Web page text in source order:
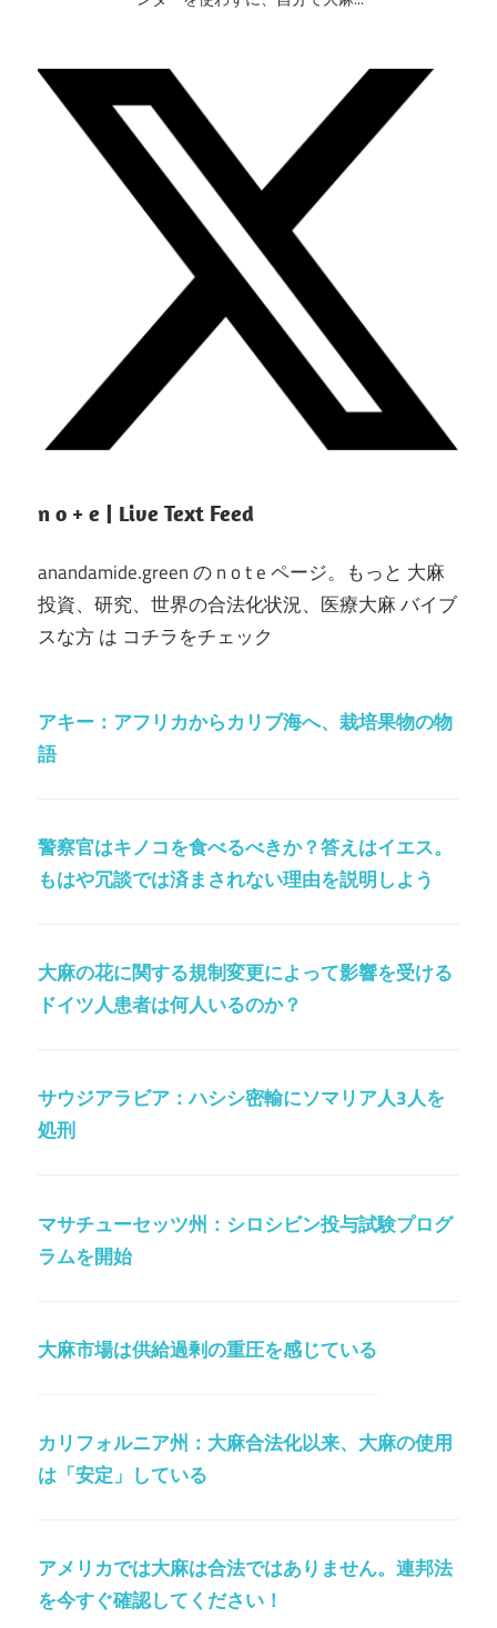
n o + e | Live Text Feed
anandamide.green の n o t e ページ。もっと 大麻
投資、研究、世界の合法化状況、医療大麻 バイブ
スな方 は コチラをチェック
アキー：アフリカからカリブ海へ、栽培果物の物
語
警察官はキノコを食べるべきか？答えはイエス。
もはや冗談では済まされない理由を説明しよう
大麻の花に関する規制変更によって影響を受ける
ドイツ人患者は何人いるのか？
サウジアラビア：ハシシ密輸にソマリア人3人を
処刑
マサチューセッツ州：シロシビン投与試験プログ
ラムを開始
大麻市場は供給過剰の重圧を感じている
カリフォルニア州：大麻合法化以来、大麻の使用
は「安定」している
アメリカでは大麻は合法ではありません。連邦法
を今すぐ確認してください！